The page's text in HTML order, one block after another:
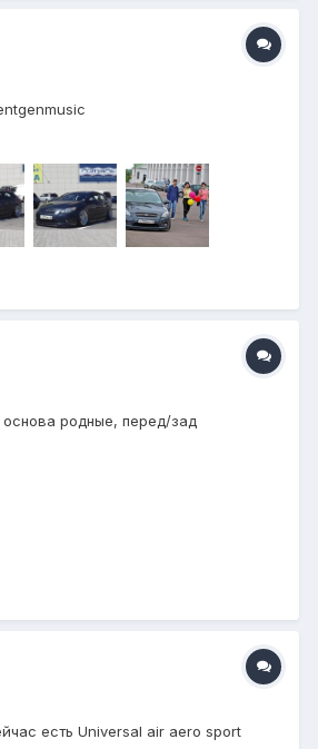
родные, перед/зад
есть Universal air aero sport